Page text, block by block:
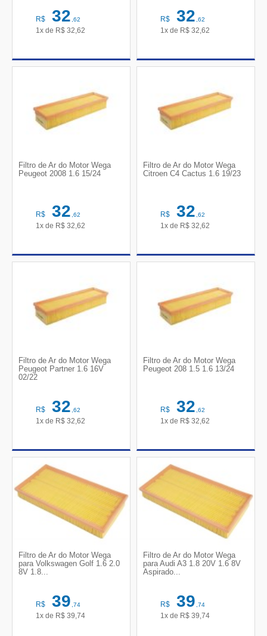
R$ 32,62
1x de R$ 32,62
R$ 32,62
1x de R$ 32,62
Filtro de Ar do Motor Wega
Peugeot 2008 1.6 15/24
R$ 32,62
1x de R$ 32,62
Filtro de Ar do Motor Wega
Citroen C4 Cactus 1.6 19/23
R$ 32,62
1x de R$ 32,62
Filtro de Ar do Motor Wega
Peugeot Partner 1.6 16V
02/22
R$ 32,62
1x de R$ 32,62
Filtro de Ar do Motor Wega
Peugeot 208 1.5 1.6 13/24
R$ 32,62
1x de R$ 32,62
Filtro de Ar do Motor Wega
para Volkswagen Golf 1.6 2.0
8V 1.8...
R$ 39,74
1x de R$ 39,74
Filtro de Ar do Motor Wega
para Audi A3 1.8 20V 1.6 8V
Aspirado...
R$ 39,74
1x de R$ 39,74